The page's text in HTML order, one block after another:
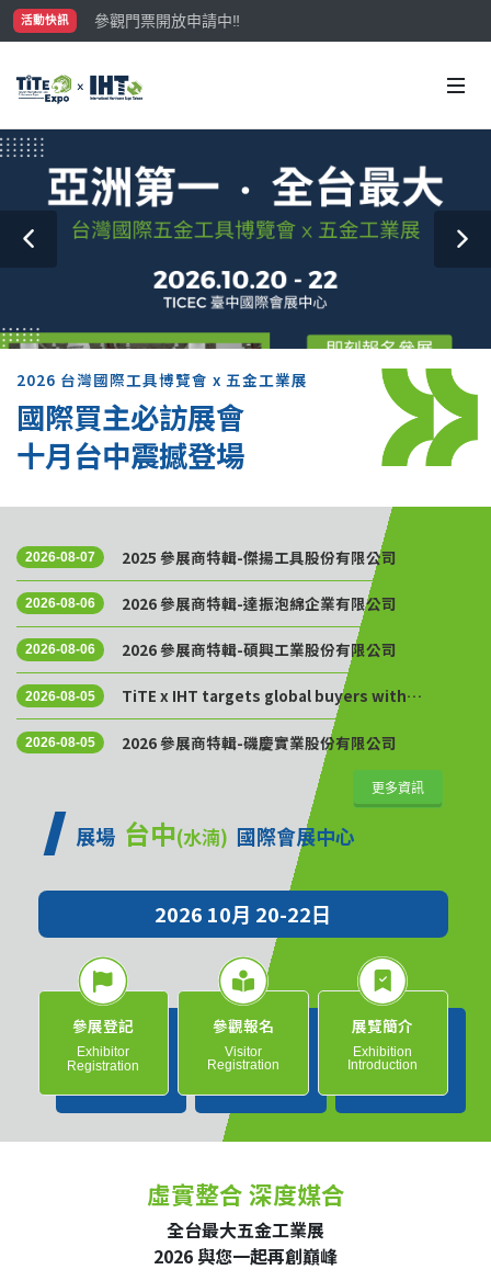
活動快訊
參觀門票開放申請中‼️
最大規模台灣五金展TiTE x IHT，2026/10/20-22與您在臺
2026 台灣國際工具博覽會 x 五金工業展
國際買主必訪展會
十月台中震撼登場
2026-08-07 2025 參展商特輯-傑揚工具股份有限公司
2026-08-06 2026 參展商特輯-達振泡綿企業有限公司
2026-08-06 2026 參展商特輯-碩興工業股份有限公司
2026-08-05
TiTE x IHT targets global buyers with
Golden Sourcing Week
2026-08-05 2026 參展商特輯-磯慶實業股份有限公司
更多資訊
展場 台中(水湳) 國際會展中心
2026 10月 20-22日
參展登記
Exhibitor
Registration
參觀報名
Visitor
Registration
展覽簡介
Exhibition
Introduction
虛實整合 深度媒合
全台最大五金工業展
2026 與您一起再創巔峰